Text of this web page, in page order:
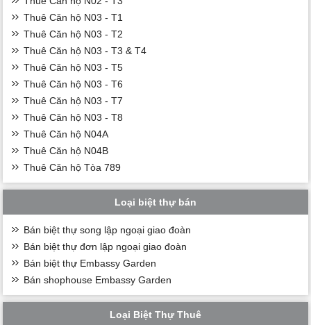
Thuê Căn hộ N03 - T1
Thuê Căn hộ N03 - T2
Thuê Căn hộ N03 - T3 & T4
Thuê Căn hộ N03 - T5
Thuê Căn hộ N03 - T6
Thuê Căn hộ N03 - T7
Thuê Căn hộ N03 - T8
Thuê Căn hộ N04A
Thuê Căn hộ N04B
Thuê Căn hộ Tòa 789
Loại biệt thự bán
Bán biệt thự song lập ngoại giao đoàn
Bán biệt thự đơn lập ngoại giao đoàn
Bán biệt thự Embassy Garden
Bán shophouse Embassy Garden
Loại Biệt Thự Thuê